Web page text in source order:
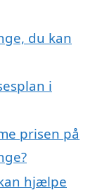
du kan
i
prisen på
hjælpe